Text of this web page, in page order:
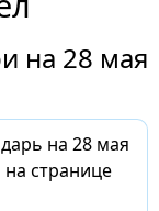
на 28 мая
на 28 мая
странице